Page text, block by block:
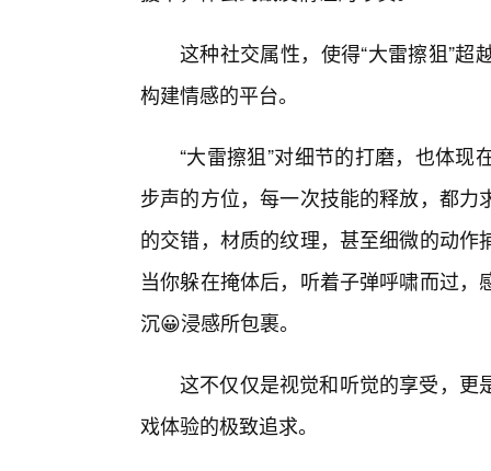
这种社交属性，使得“大雷擦狙”
构建情感的平台。
“大雷擦狙”对细节的打磨，也体
步声的方位，每一次技能的释放，都
的交错，材质的纹理，甚至细微的动
当你躲在掩体后，听着子弹呼啸而过
沉😀浸感所包裹。
这不仅仅是视觉和听觉的享受，更
戏体验的极致追求。